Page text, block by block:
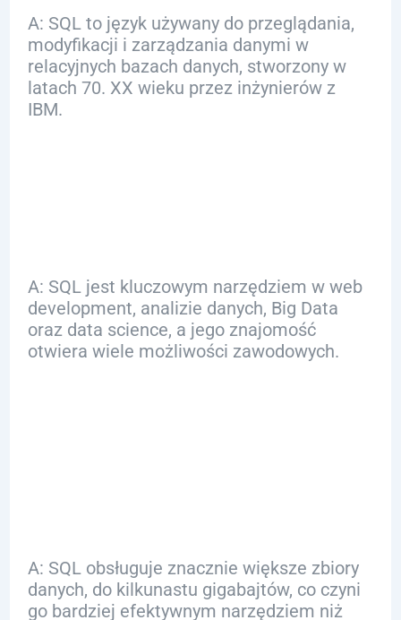
A: SQL to język używany do przeglądania,
modyfikacji i zarządzania danymi w
relacyjnych bazach danych, stworzony w
latach 70. XX wieku przez inżynierów z
IBM.
A: SQL jest kluczowym narzędziem w web
development, analizie danych, Big Data
oraz data science, a jego znajomość
otwiera wiele możliwości zawodowych.
A: SQL obsługuje znacznie większe zbiory
danych, do kilkunastu gigabajtów, co czyni
go bardziej efektywnym narzędziem niż